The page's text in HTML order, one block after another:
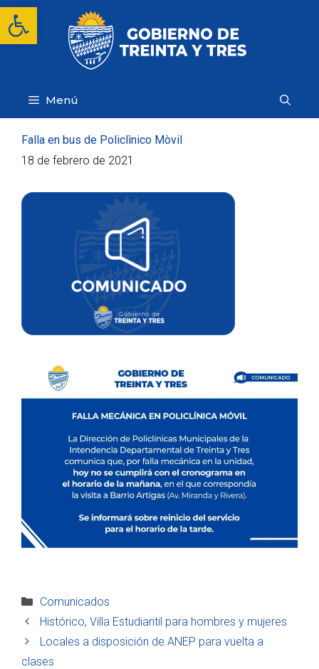
Abrir barra de herramientas
Saltar
contenido
Menú
Falla en bus de Policlìnico Mòvil
18 de febrero de 2021
Categorías
Comunicados
Histórico, Villa Estudiantil para hombres y mujeres
Locales a disposición de ANEP para vuelta a
clases